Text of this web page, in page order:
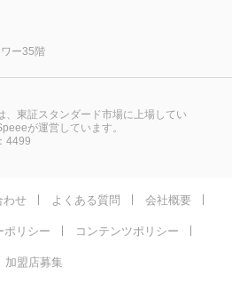
ー35階
、東証スタンダード市場に上場してい
が運営しています。
4499
わせ よくある質問 会社概要
ポリシー コンテンツポリシー
加盟店募集